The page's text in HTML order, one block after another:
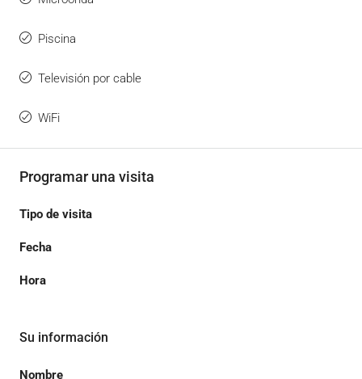
Piscina
Televisión por cable
WiFi
Programar una visita
Tipo de visita
Fecha
Hora
Su información
Nombre